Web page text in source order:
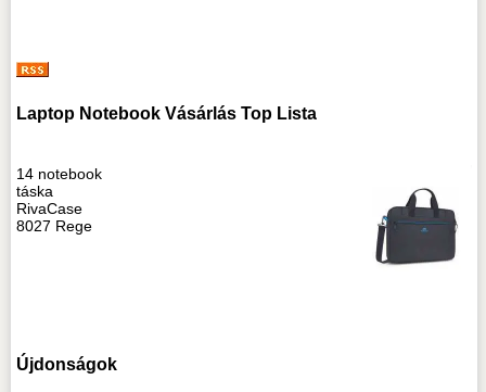
Laptop Notebook Vásárlás Top Lista
14 notebook
táska
RivaCase
8027 Rege
Újdonságok